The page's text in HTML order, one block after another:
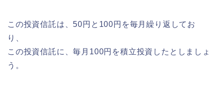
この投資信託は、50円と100円を毎月繰り返してお
り、
この投資信託に、毎月100円を積立投資したとしましょ
う。